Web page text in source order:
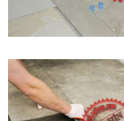
zeminlerinizi
Sultaniye
Sayfaya Git